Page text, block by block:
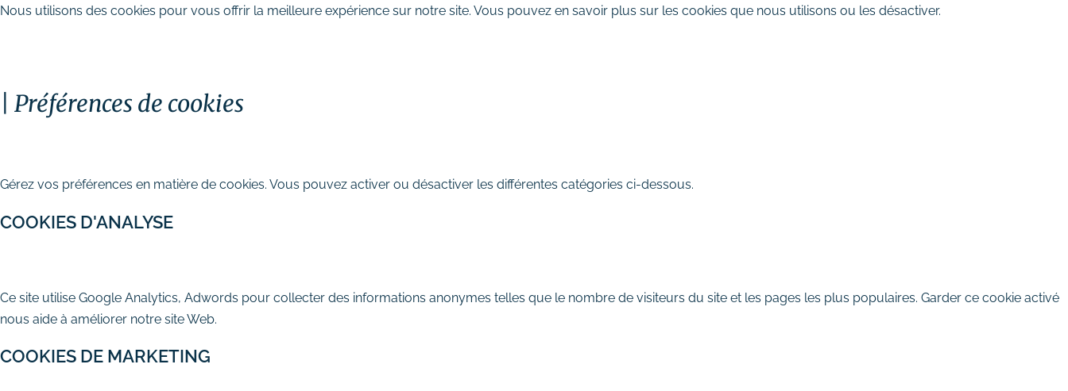
Nous utilisons des cookies pour vous offrir la meilleure expérience sur notre site. Vous pouvez en savoir plus sur les cookies que nous utilisons ou les désactiver.
Préférences de cookies
Gérez vos préférences en matière de cookies. Vous pouvez activer ou désactiver les différentes catégories ci-dessous.
COOKIES D'ANALYSE
Ce site utilise Google Analytics, Adwords pour collecter des informations anonymes telles que le nombre de visiteurs du site et les pages les plus populaires. Garder ce cookie activé
nous aide à améliorer notre site Web.
COOKIES DE MARKETING
Création et refonte de site internet
# Site internet TPE & PME
sites